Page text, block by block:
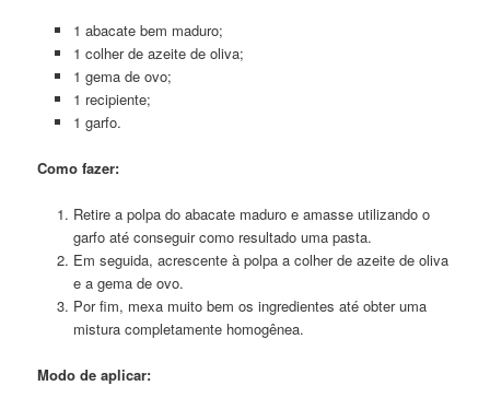
1 abacate bem maduro;
1 colher de azeite de oliva;
1 gema de ovo;
1 recipiente;
1 garfo.
Como fazer:
Retire a polpa do abacate maduro e amasse utilizando o
garfo até conseguir como resultado uma pasta.
Em seguida, acrescente à polpa a colher de azeite de oliva
e a gema de ovo.
Por fim, mexa muito bem os ingredientes até obter uma
mistura completamente homogênea.
Modo de aplicar: